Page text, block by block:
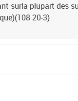
surla plupart des
20-3)